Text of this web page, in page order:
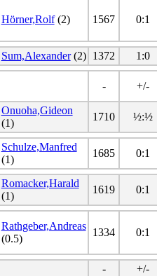
Hörner,Rolf(2) 1567 0:1
Sum,Alexander(2) 1372 1:0
- +/-
Onuoha,Gideon
(1)
1710 ½:½
Schulze,Manfred
(1)
1685 0:1
Romacker,Harald
(1)
1619 0:1
Rathgeber,Andreas
(0.5)
1334 0:1
- +/-